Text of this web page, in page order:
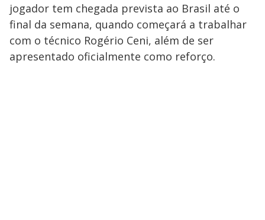
jogador tem chegada prevista ao Brasil até o
final da semana, quando começará a trabalhar
com o técnico Rogério Ceni, além de ser
apresentado oficialmente como reforço.